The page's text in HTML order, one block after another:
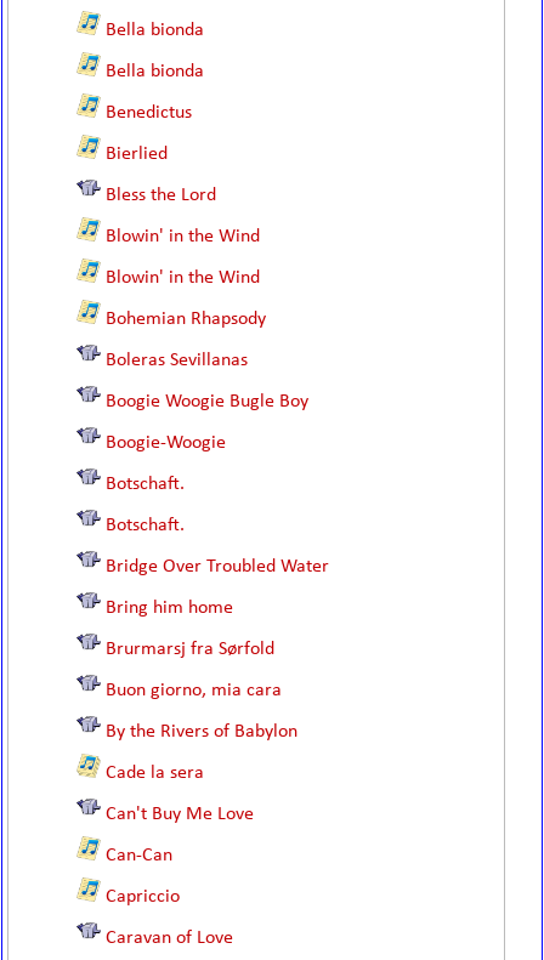
Bella bionda
Bella bionda
Benedictus
Bierlied
Bless the Lord
Blowin' in the Wind
Blowin' in the Wind
Bohemian Rhapsody
Boleras Sevillanas
Boogie Woogie Bugle Boy
Boogie-Woogie
Botschaft.
Botschaft.
Bridge Over Troubled Water
Bring him home
Brurmarsj fra Sørfold
Buon giorno, mia cara
By the Rivers of Babylon
Cade la sera
Can't Buy Me Love
Can-Can
Capriccio
Caravan of Love